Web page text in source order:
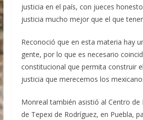
justicia en el país, con jueces
justicia mucho mejor que el que
Reconoció que en esta materia hay
gente, por lo que es necesario
constitucional que permita construir
justicia que merecemos los
Monreal también asistió al Centro de
de Tepexi de Rodríguez, en Puebla,